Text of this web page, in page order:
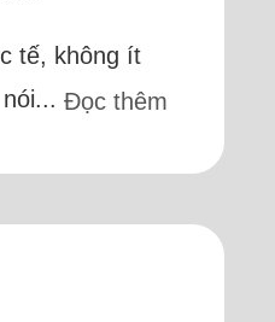
tế, không ít
nói...Đọc thêm